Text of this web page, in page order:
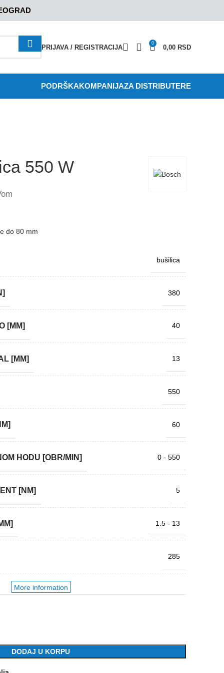
PRIJAVA / REGISTRACIJA
0
0,00 RSD
PODRŠKAKOMPANIJAZA DISTRIBUTERE
550 W
do 80 mm
bušilica
380
[MM] 40
[MM] 13
550
60
HODU [OBR/MIN] 0 - 550
[NM] 5
1.5 - 13
285
More information
DODAJ U KORPU